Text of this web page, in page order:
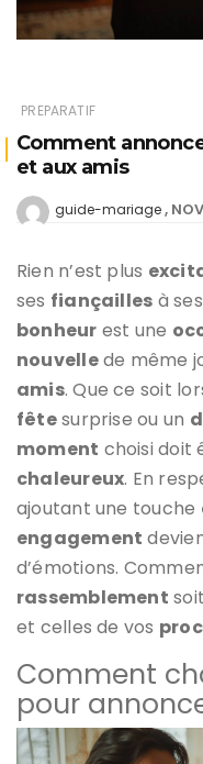
PREPARATIF
Comment
et aux amis
guide-mariage
Rien n’est plus
ses fiançailles à ses
bonheur est une
nouvellede même
amis. Que ce soit
fêtesurprise ou un
moment choisi doit
chaleureux. En
ajoutant une touche
engagement
d’émotions.
rassemblement
et celles de vos
Comment
pour